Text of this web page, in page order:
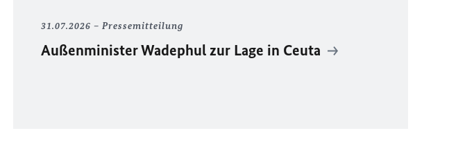
31.07.2026 Pressemitteilung
Außenminister Wadephul zur Lage in Ceuta